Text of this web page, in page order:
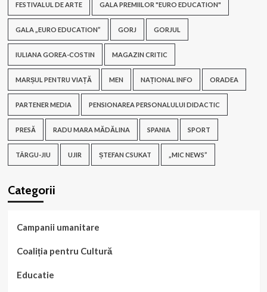
FESTIVALUL DE ARTE GALA PREMIILOR "EURO EDUCATION"
GALA „EURO EDUCATION” GORJ GORJUL
IULIANA GOREA-COSTIN MAGAZIN CRITIC
MARȘUL PENTRU VIAȚĂ MEN NAȚIONAL INFO ORADEA
PARTENER MEDIA PENSIONAREA PERSONALULUI DIDACTIC
PRESĂ RADU MARA MĂDĂLINA SPANIA SPORT
TÂRGU-JIU UJIR ȘTEFAN CSUKAT „MIC NEWS”
Categorii
Campanii umanitare
Coaliția pentru Cultură
Educatie